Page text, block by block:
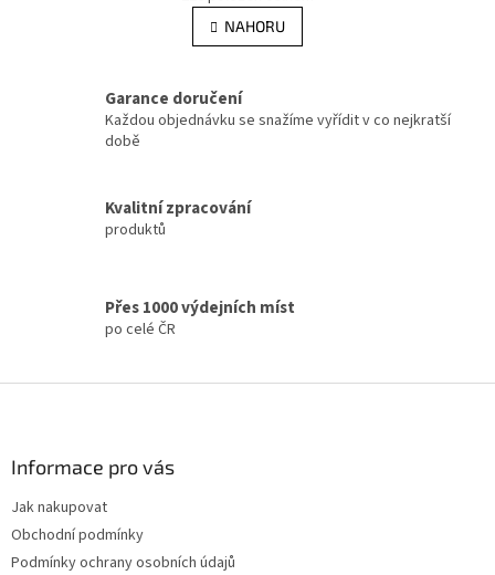
v
l
á
í
v
k
p
i
á
n
k
n
NAHORU
Garance doručení
Každou objednávku se snažíme vyřídit v co nejkratší
době
Kvalitní zpracování
produktů
Přes 1000 výdejních míst
po celé ČR
Informace pro vás
Jak nakupovat
Obchodní podmínky
Podmínky ochrany osobních údajů